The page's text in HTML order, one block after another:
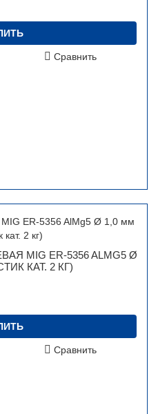
Сравнить
MIG ER-5356 ALMG5 Ø
КАТ. 2 КГ)
Сравнить